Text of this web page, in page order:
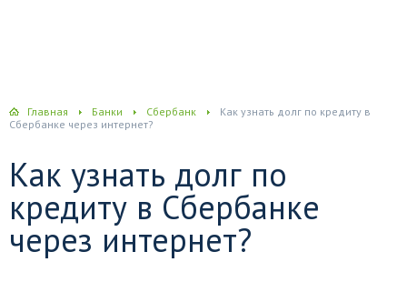
Главная Банки Сбербанк
Как узнать долг по кредиту в
Сбербанке через интернет?
Как узнать долг по
кредиту в Сбербанке
через интернет?